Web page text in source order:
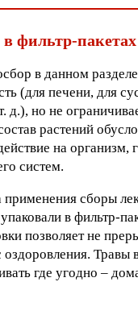
фильтр-пакетах
в данном
(для печени, для
д.), но не
растений
на организм,
систем.
применения сборы
в фильтр-
позволяет не
оздоровления. Травы
где угодно –